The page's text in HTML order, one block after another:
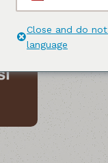
Close and do
language